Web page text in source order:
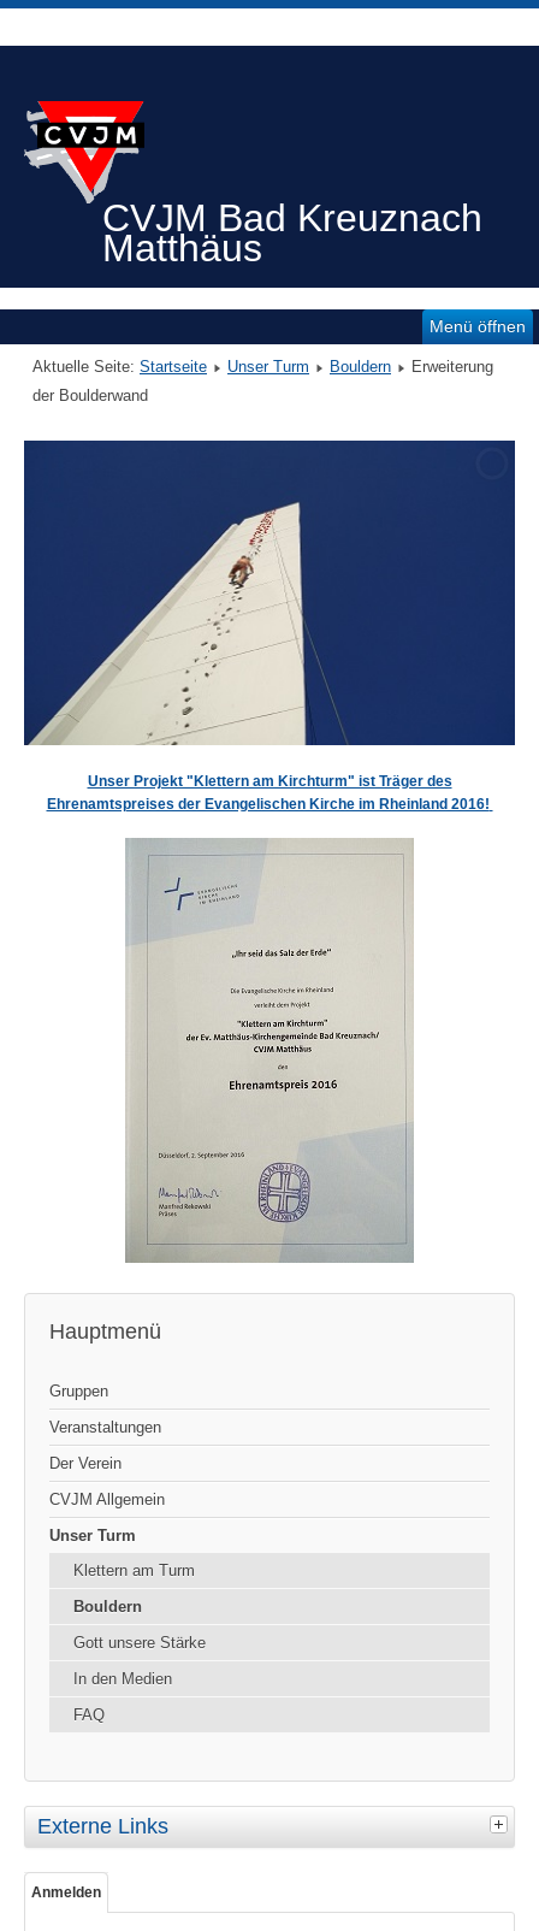
CVJM Bad Kreuznach
Matthäus
Menü öffnen
Aktuelle Seite: Startseite Unser Turm Bouldern
Erweiterung
der Boulderwand
Unser Projekt "Klettern am Kirchturm" ist Träger des
Ehrenamtspreises der Evangelischen Kirche im Rheinland 2016!
Hauptmenü
Gruppen
Veranstaltungen
Der Verein
CVJM Allgemein
Unser Turm
Klettern am Turm
Bouldern
Gott unsere Stärke
In den Medien
FAQ
Externe Links
Anmelden